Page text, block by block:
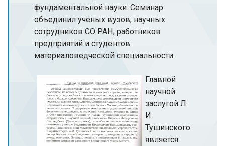
фундаментальной науки. Семинар
объединил учёных вузов, научных
сотрудников СО РАН, работников
предприятий и студентов
материаловедческой специальности.
Главной
научной
заслугой Л.
И.
Тушинского
является